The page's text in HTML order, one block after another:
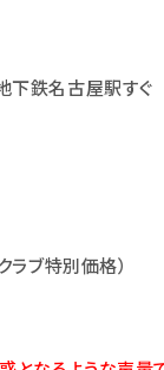
鉄名古屋駅すぐ
ブ特別価格）